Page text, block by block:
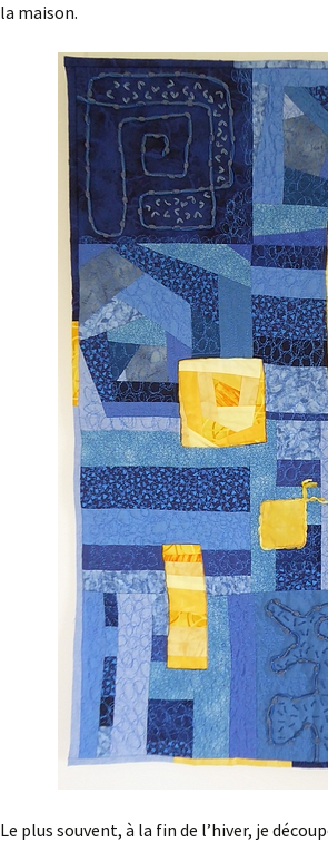
la maison.
Le plus souvent, à la fin de l’hiver, je